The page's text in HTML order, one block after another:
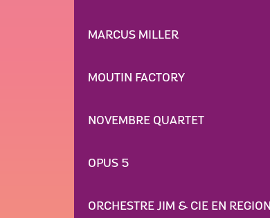
MARCUS MILLER
MOUTIN FACTORY
NOVEMBRE QUARTET
OPUS 5
ORCHESTRE JIM & CIE EN REGION